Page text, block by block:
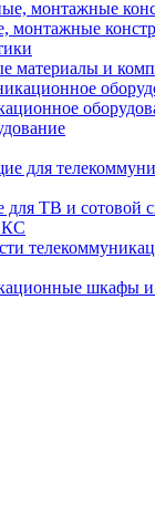
монтажные
материалы и
для
для ТВ и сотовой
шкафы и